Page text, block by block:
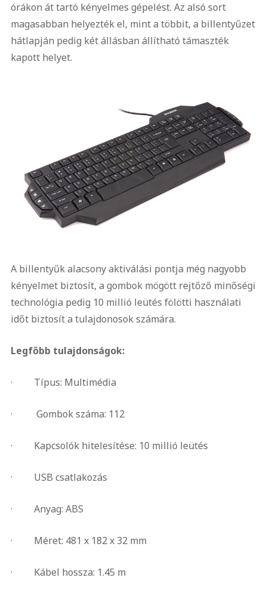
órákon át tartó kényelmes gépelést. Az alsó sort
magasabban helyezték el, mint a többit, a billentyűzet
hátlapján pedig két állásban állítható támaszték
kapott helyet.
A billentyűk alacsony aktiválási pontja még nagyobb
kényelmet biztosít, a gombok mögött rejtőző minőségi
technológia pedig 10 millió leütés fölötti használati
időt biztosít a tulajdonosok számára.
Legfőbb tulajdonságok:
· Típus: Multimédia
· Gombok száma: 112
· Kapcsolók hitelesítése: 10 millió leütés
· USB csatlakozás
· Anyag: ABS
· Méret: 481 x 182 x 32 mm
· Kábel hossza: 1.45 m